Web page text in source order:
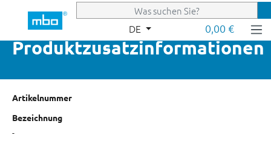
Zum Hauptinhalt springen
DE 0,00 €
Produktzusatzinformationen
Artikelnummer
Bezeichnung
-